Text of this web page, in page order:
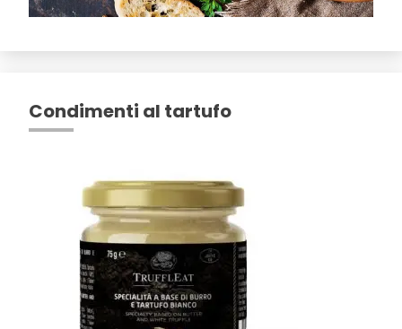
Condimenti al tartufo